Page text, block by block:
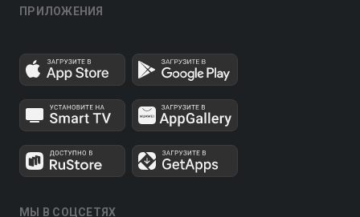
ПРИЛОЖЕНИЯ
МЫ В СОЦСЕТЯХ